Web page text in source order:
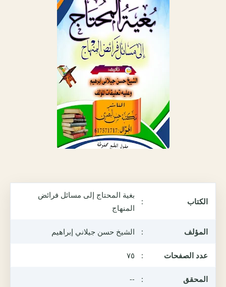
الكتاب :
بغية المحتاج إلى مسائل فرائض
المنهاج
المؤلف : الشيخ حسن جيلاني إبراهيم
عدد الصفحات : ٧٥
المحقق :
--